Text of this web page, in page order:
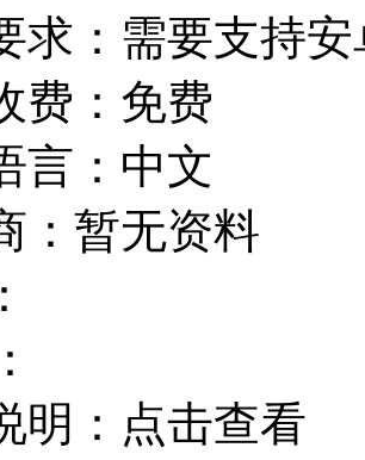
求： 需要支持
费： 免费
言： 中文
： 暂无资料
明： 点击查看